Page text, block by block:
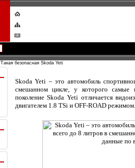
Такая безопасная Skoda Yeti
Skoda Yeti – это автомобиль
смешанном цикле, у которого
поколение Skoda Yeti отличается
двигателем 1.8 TSi и OFF-ROAD режимом.